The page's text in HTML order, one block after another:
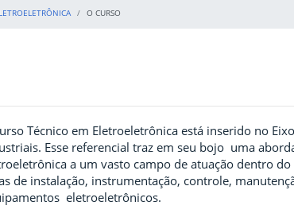
O CURSO
Técnico em Eletroeletrônica está inserido no
Esse referencial traz em seu bojo uma
a um vasto campo de atuação dentro
de instalação, instrumentação, controle,
eletroeletrônicos.